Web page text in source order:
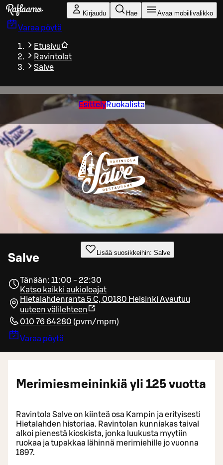
Siirry pääsisältöön
Kirjaudu Hae Avaa mobiilivalikko
Varaa pöytä
Etusivu
Ravintolat
Salve
EsittelyRuokalista
Salve Lisää suosikkeihin: Salve
Tänään: 11:00 - 22:30
Katso kaikki aukioloajat
Hietalahdenranta 5 C, 00180 Helsinki Avautuu
uuteen välilehteen
010 76 64280 (pvm/mpm)
Varaa pöytä
Merimiesmeininkiä yli 125 vuotta
Ravintola Salve on kiinteä osa Kampin ja erityisesti
Hietalahden historiaa. Ravintolan kunniakas taival
alkoi pienestä kioskista, jonka luukusta myytiin
ruokaa ja tupakkaa lähinnä merimiehille jo vuonna
1897.